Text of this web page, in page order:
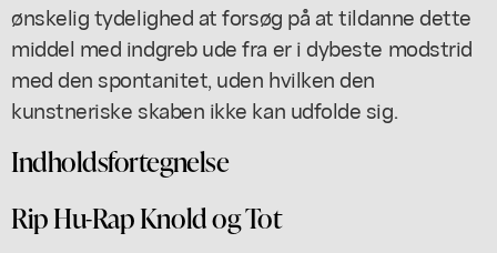
ønskelig tydelighed at forsøg på at tildanne dette
middel med indgreb ude fra er i dybeste modstrid
med den spontanitet, uden hvilken den
kunstneriske skaben ikke kan udfolde sig.
Indholdsfortegnelse
Rip Hu-Rap Knold og Tot